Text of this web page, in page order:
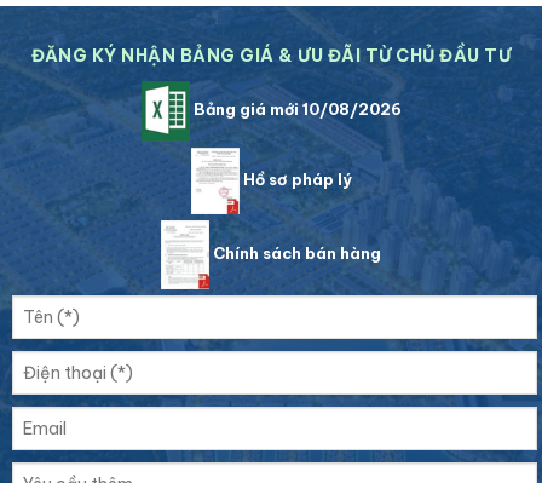
ĐĂNG KÝ NHẬN BẢNG GIÁ & ƯU ĐÃI TỪ CHỦ ĐẦU TƯ
Bảng giá mới 10/08/2026
Hồ sơ pháp lý
Chính sách bán hàng